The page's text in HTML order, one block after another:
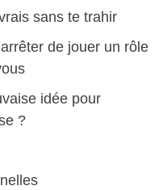
sans te trahir
de jouer un rôle
idée pour
?